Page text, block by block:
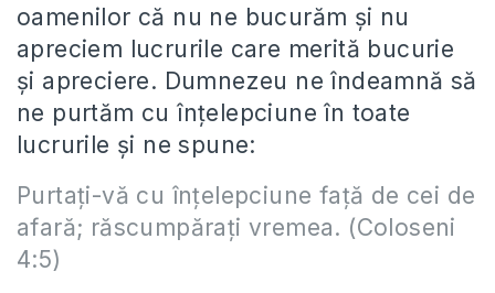
oamenilor că nu ne bucurăm şi nu
apreciem lucrurile care merită bucurie
şi apreciere. Dumnezeu ne îndeamnă să
ne purtăm cu înţelepciune în toate
lucrurile şi ne spune:
Purtaţi-vă cu înţelepciune faţă de cei de
afară; răscumpăraţi vremea. (Coloseni
4:5)